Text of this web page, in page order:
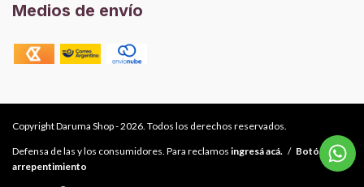
Medios de envío
Copyright Daruma Shop - 2026. Todos los derechos reservados.
Defensa de las y los consumidores. Para reclamos ingresá acá. / Botón de
arrepentimiento